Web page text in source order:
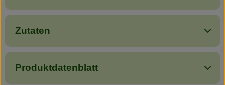
Zutaten
Produktdatenblatt